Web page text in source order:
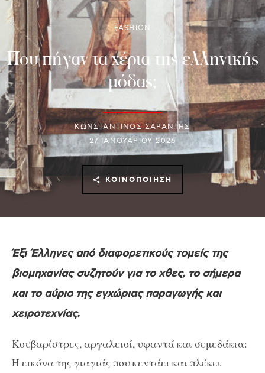
FASHION
Που πήγαν τα χέρια της ελληνικής
μόδας;
ΚΩΝΣΤΑΝΤΙΝΟΣ ΣΑΡΑΝΤΗΣ
27 ΙΑΝΟΥΑΡΊΟΥ 2026
ΚΟΙΝΟΠΟΊΗΣΗ
Έξι Έλληνες από διαφορετικούς τομείς της
βιομηχανίας συζητούν για το χθες, το σήμερα
και το αύριο της εγχώριας παραγωγής και
χειροτεχνίας.
Κουβαρίστρες, αργαλειοί, υφαντά και σεμεδάκια:
Η εικόνα της γιαγιάς που κεντάει και πλέκει